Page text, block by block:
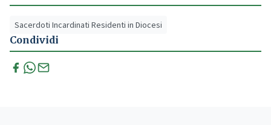
Sacerdoti Incardinati Residenti in Diocesi
Condividi